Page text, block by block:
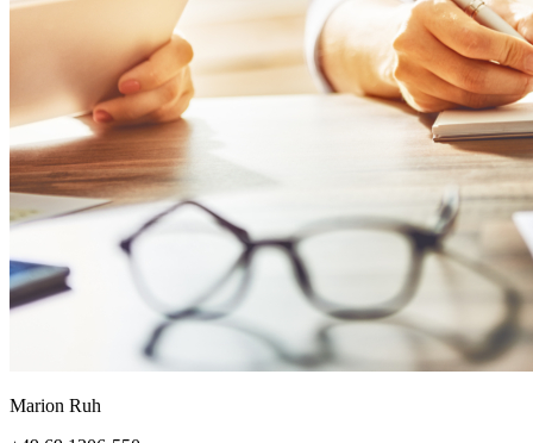
Marion Ruh